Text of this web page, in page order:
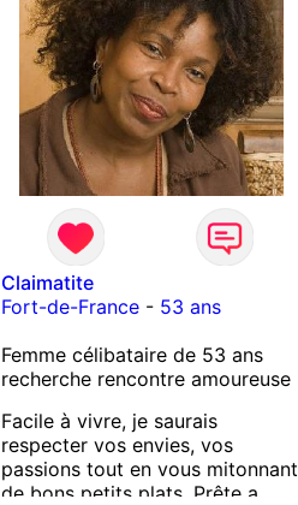
Claimatite
Fort-de-France- 53 ans
Femme célibataire de 53 ans
recherche rencontre amoureuse
Facile à vivre, je saurais
respecter vos envies, vos
passions tout en vous mitonnant
de bons petits plats. Prête a